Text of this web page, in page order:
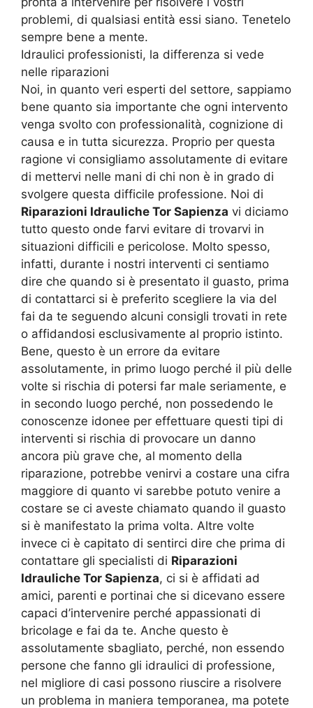
problemi, di qualsiasi entità essi siano. Tenetelo
sempre bene a mente.
Idraulici professionisti, la differenza si vede
nelle riparazioni
Noi, in quanto veri esperti del settore, sappiamo
bene quanto sia importante che ogni intervento
venga svolto con professionalità, cognizione di
causa e in tutta sicurezza. Proprio per questa
ragione vi consigliamo assolutamente di evitare
di mettervi nelle mani di chi non è in grado di
svolgere questa difficile professione. Noi di
Riparazioni Idrauliche Tor Sapienza vi diciamo
tutto questo onde farvi evitare di trovarvi in
situazioni difficili e pericolose. Molto spesso,
infatti, durante i nostri interventi ci sentiamo
dire che quando si è presentato il guasto, prima
di contattarci si è preferito scegliere la via del
fai da te seguendo alcuni consigli trovati in rete
o affidandosi esclusivamente al proprio istinto.
Bene, questo è un errore da evitare
assolutamente, in primo luogo perché il più delle
volte si rischia di potersi far male seriamente, e
in secondo luogo perché, non possedendo le
conoscenze idonee per effettuare questi tipi di
interventi si rischia di provocare un danno
ancora più grave che, al momento della
riparazione, potrebbe venirvi a costare una cifra
maggiore di quanto vi sarebbe potuto venire a
costare se ci aveste chiamato quando il guasto
si è manifestato la prima volta. Altre volte
invece ci è capitato di sentirci dire che prima di
contattare gli specialisti di Riparazioni
Idrauliche Tor Sapienza, ci si è affidati ad
amici, parenti e portinai che si dicevano essere
capaci d’intervenire perché appassionati di
bricolage e fai da te. Anche questo è
assolutamente sbagliato, perché, non essendo
persone che fanno gli idraulici di professione,
nel migliore di casi possono riuscire a risolvere
un problema in maniera temporanea, ma potete